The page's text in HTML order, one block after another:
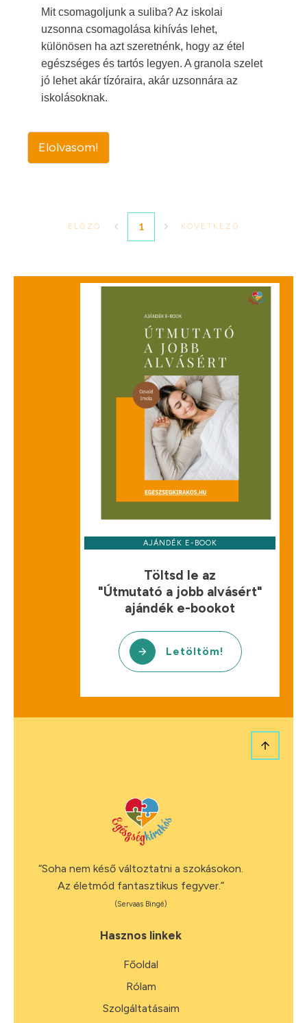
Mit csomagoljunk a suliba? Az iskolai
uzsonna csomagolása kihívás lehet,
különösen ha azt szeretnénk, hogy az étel
egészséges és tartós legyen. A granola szelet
jó lehet akár tízóraira, akár uzsonnára az
iskolásoknak.
Elolvasom!
ELŐZŐ 1 KÖVETKEZŐ
AJÁNDÉK E-BOOK
Töltsd le az
"Útmutató a jobb alvásért"
ajándék e-bookot
Letöltöm!
“Soha nem késő változtatni a szokásokon.
Az életmód fantasztikus fegyver.”
(Servaas Bingé)
Hasznos linkek
Főoldal
Rólam
Szolgáltatásaim